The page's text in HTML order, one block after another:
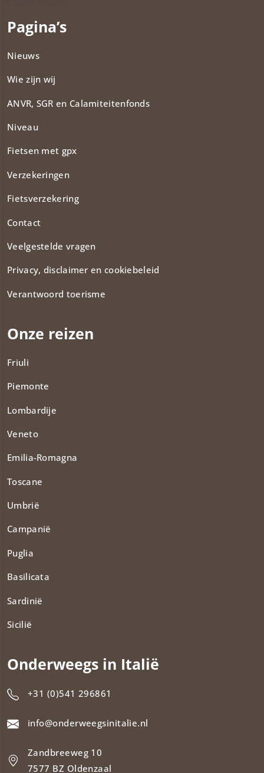
Pagina’s
Nieuws
Wie zijn wij
ANVR, SGR en Calamiteitenfonds​
Niveau
Fietsen met gpx
Verzekeringen
Fietsverzekering
Contact
Veelgestelde vragen
Privacy, disclaimer en cookiebeleid
Verantwoord toerisme
Onze reizen
Friuli
Piemonte
Lombardije
Veneto
Emilia-Romagna
Toscane
Umbrië
Campanië
Puglia
Basilicata
Sardinië
Sicilië
Onderweegs in Italië
+31 (0)541 296861
info@onderweegsinitalie.nl
Zandbreeweg 10
7577 BZ Oldenzaal